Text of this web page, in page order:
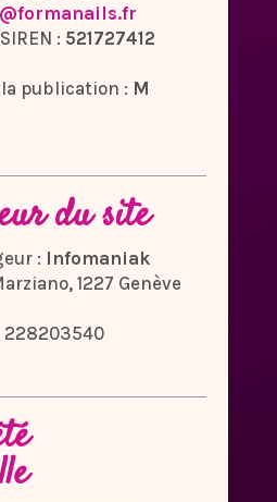
: 521727412
publication : M
du site
: Infomaniak
1227 Genève
228203540